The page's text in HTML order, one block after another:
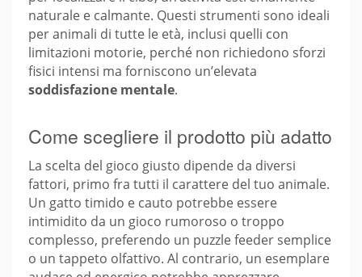
naturale e calmante. Questi strumenti sono ideali
per animali di tutte le età, inclusi quelli con
limitazioni motorie, perché non richiedono sforzi
fisici intensi ma forniscono un’elevata
soddisfazione mentale.
Come scegliere il prodotto più adatto
La scelta del gioco giusto dipende da diversi
fattori, primo fra tutti il carattere del tuo animale.
Un gatto timido e cauto potrebbe essere
intimidito da un gioco rumoroso o troppo
complesso, preferendo un puzzle feeder semplice
o un tappeto olfattivo. Al contrario, un esemplare